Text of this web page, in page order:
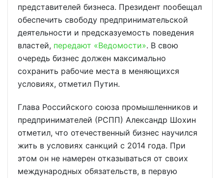
представителей бизнеса. Президент пообещал
обеспечить свободу предпринимательской
деятельности и предсказуемость поведения
властей, передают «Ведомости». В свою
очередь бизнес должен максимально
сохранить рабочие места в меняющихся
условиях, отметил Путин.
Глава Российского союза промышленников и
предпринимателей (РСПП) Александр Шохин
отметил, что отечественный бизнес научился
жить в условиях санкций с 2014 года. При
этом он не намерен отказываться от своих
международных обязательств, в первую